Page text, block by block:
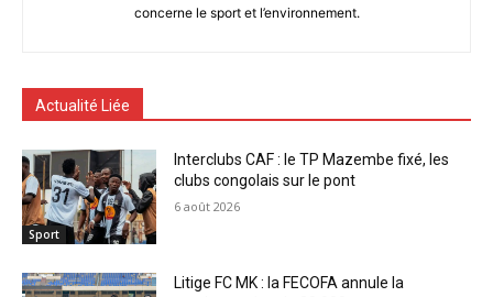
concerne le sport et l’environnement.
Actualité Liée
Sport
Interclubs CAF : le TP Mazembe fixé, les
clubs congolais sur le pont
6 août 2026
Litige FC MK : la FECOFA annule la